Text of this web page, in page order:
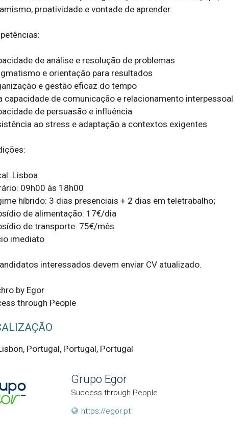
proatividade e vontade de aprender.
de análise e resolução de problemas
e orientação para resultados
e gestão eficaz do tempo
capacidade de comunicação e relacionamento interpessoal
de persuasão e influência
ao stress e adaptação a contextos exigentes
Lisboa
09h00 às 18h00
híbrido: 3 dias presenciais + 2 dias em teletrabalho;
de alimentação: 17€/dia
de transporte: 75€/mês
imediato
interessados devem enviar CV atualizado.
by Egor
through People
Portugal, Portugal, Portugal
Grupo Egor
Success through People
https://egor.pt